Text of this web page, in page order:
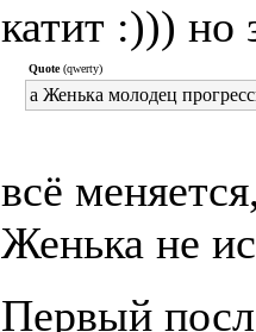
катит :))) но
Quote(qwerty)
а Женька молодец
всё
Женька не
Первый